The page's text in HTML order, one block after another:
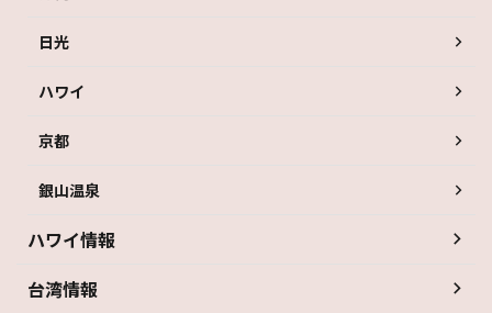
日光
ハワイ
京都
銀山温泉
ハワイ情報
台湾情報